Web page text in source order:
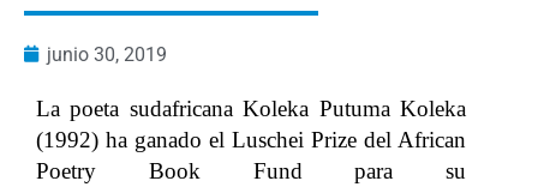
junio 30, 2019
La poeta sudafricana Koleka Putuma Koleka
(1992) ha ganado el Luschei Prize del African
Poetry Book Fund para su